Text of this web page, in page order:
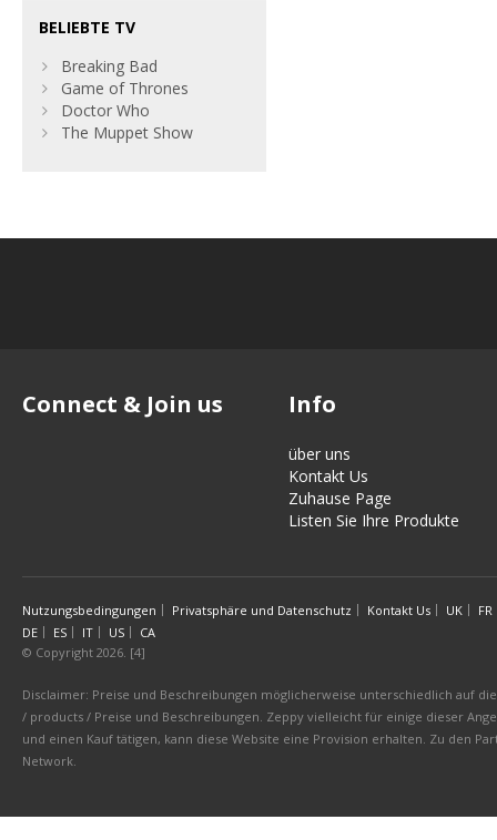
BELIEBTE TV
Breaking Bad
Game of Thrones
Doctor Who
The Muppet Show
Connect & Join us Info
über uns
Kontakt Us
Zuhause Page
Listen Sie Ihre Produkte
Nutzungsbedingungen Privatsphäre und Datenschutz Kontakt Us UK
FR
DE
ES IT US
CA
© Copyright 2026. [4]
Disclaimer: Preise und Beschreibungen möglicherweise unterschiedlich auf
/ products / Preise und Beschreibungen. Zeppy vielleicht für einige dieser
und einen Kauf tätigen, kann diese Website eine Provision erhalten. Zu den
Network.